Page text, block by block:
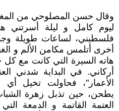
وقال حسن المصلوحي من
ليوم كامل و ليلة أسرتني
فلسطيني، لساعات طويلة
أخرى أتلمس مكامن الألم و
هاته السيرة التي كانت مع
أركاني. في البداية شدني
الأعمار"، فحاولت تخيل
يطحن، حين تذبل زهرة
العتمة القاتمة و الدمعة